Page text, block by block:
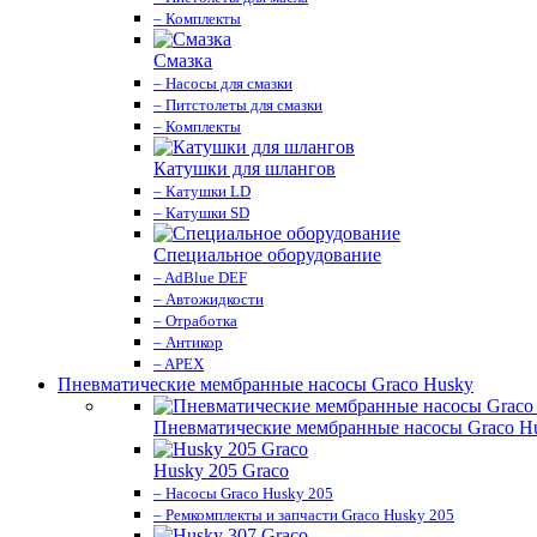
– Комплекты
Смазка
– Насосы для смазки
– Питстолеты для смазки
– Комплекты
Катушки для шлангов
– Катушки LD
– Катушки SD
Специальное оборудование
– AdBlue DEF
– Автожидкости
– Отработка
– Антикор
– APEX
Пневматические мембранные насосы Graco Husky
Пневматические мембранные насосы Graco
Husky 205 Graco
– Насосы Graco Husky 205
– Ремкомплекты и запчасти Graco Husky 205